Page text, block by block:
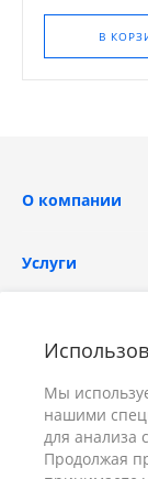
Мы
нашими
для анализа
Продолжая
В
О компании
Услуги